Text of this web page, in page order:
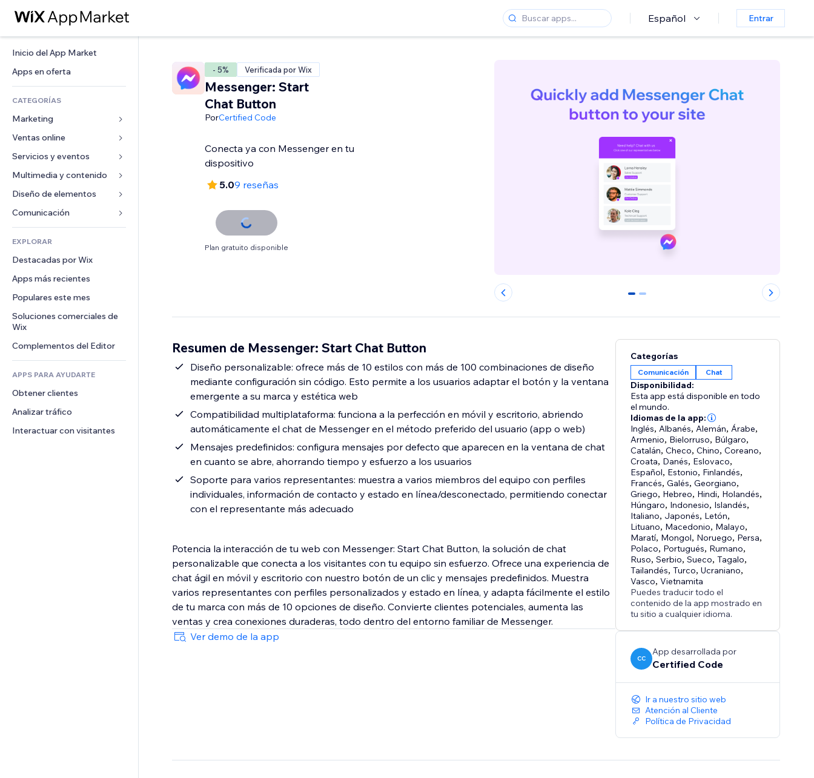
Español Entrar
Inicio del App Market
Apps en oferta
CATEGORÍAS
Marketing
Anuncios
Móvil
Analíticas
Anuncios del sitio
Email
Ventas online
Apps para tiendas
Envíos y entregas
Botones de venta
Contabilidad
Cupones y fidelización
Almacenamiento de mercancía
Crowdfunding
Alimentos y bebidas
Servicios y eventos
Hoteles
Eventos
Restaurantes
Inmobiliarias
Reservas
Multimedia y contenido
Galerías
Música
Pódcast
Fotografía
Video
PDF
Compartir archivos
Noticias
Servicios de contenido
Efectos de texto
Diseño de elementos
Mapas y navegación
Privacidad y seguridad
Reloj
Plantillas para páginas
Efectos de imágenes
Botones y menús
Banners e insignias
Calculadoras
Buscar
Formularios
Encuestas
Chat
Comentarios
Teléfono
Comunidad
Reseñas y testimonios
EXPLORAR
Destacadas por Wix
Apps más recientes
Populares este mes
Soluciones comerciales de
Wix
Complementos del Editor
APPS PARA AYUDARTE
Obtener clientes
Analizar tráfico
Interactuar con visitantes
- 5% Verificada por Wix
Messenger: Start
Chat Button
PorCertified Code
Conecta ya con Messenger en tu
dispositivo
5.09 reseñas
Plan gratuito disponible
0 1
Resumen de Messenger: Start Chat Button
Diseño personalizable: ofrece más de 10 estilos con más de 100 combinaciones de diseño
mediante configuración sin código. Esto permite a los usuarios adaptar el botón y la ventana
emergente a su marca y estética web
Compatibilidad multiplataforma: funciona a la perfección en móvil y escritorio, abriendo
automáticamente el chat de Messenger en el método preferido del usuario (app o web)
Mensajes predefinidos: configura mensajes por defecto que aparecen en la ventana de chat
en cuanto se abre, ahorrando tiempo y esfuerzo a los usuarios
Soporte para varios representantes: muestra a varios miembros del equipo con perfiles
individuales, información de contacto y estado en línea/desconectado, permitiendo conectar
con el representante más adecuado
Potencia la interacción de tu web con Messenger: Start Chat Button, la solución de chat
personalizable que conecta a los visitantes con tu equipo sin esfuerzo. Ofrece una experiencia de
chat ágil en móvil y escritorio con nuestro botón de un clic y mensajes predefinidos. Muestra
varios representantes con perfiles personalizados y estado en línea, y adapta fácilmente el estilo
de tu marca con más de 10 opciones de diseño. Convierte clientes potenciales, aumenta las
ventas y crea conexiones duraderas, todo dentro del entorno familiar de Messenger.
Ver demo de la app
Categorías
Comunicación Chat
Disponibilidad:
Esta app está disponible en todo
el mundo.
Idiomas de la app:
Inglés, Albanés, Alemán, Árabe,
Armenio, Bielorruso, Búlgaro,
Catalán,Checo,Chino,Coreano,
Croata, Danés, Eslovaco,
Español, Estonio, Finlandés,
Francés,Galés,Georgiano,
Griego, Hebreo, Hindi, Holandés,
Húngaro, Indonesio, Islandés,
Italiano, Japonés, Letón,
Lituano, Macedonio, Malayo,
Maratí, Mongol, Noruego, Persa,
Polaco, Portugués, Rumano,
Ruso,Serbio,Sueco,Tagalo,
Tailandés,Turco,Ucraniano,
Vasco,Vietnamita
Puedes traducir todo el
contenido de la app mostrado en
tu sitio a cualquier idioma.
CC
App desarrollada por
Certified Code
Ir a nuestro sitio web
Atención al Cliente
Política de Privacidad